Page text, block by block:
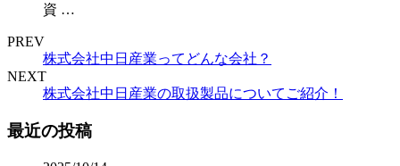
資 …
PREV
株式会社中日産業ってどんな会社？
NEXT
株式会社中日産業の取扱製品についてご紹介！
最近の投稿